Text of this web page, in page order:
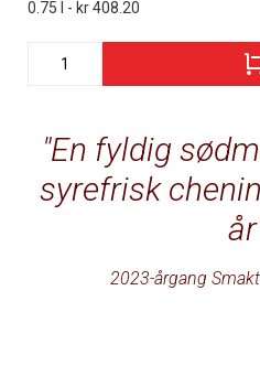
En fyldig
syrefrisk
år
2023-årgang
0.75 l - kr 408.20